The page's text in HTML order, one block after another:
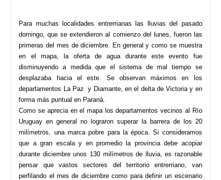
Para muchas localidades entrerrianas las lluvias del pasado
domingo, que se extendieron al comienzo del lunes, fueron las
primeras del mes de diciembre. En general y como se muestra
en el mapa, la oferta de agua durante este evento fue
disminuyendo a medida que el sistema de mal tiempo se
desplazaba hacia el este. Se observan máximos en los
departamentos La Paz y Diamante, en el delta de Victoria y en
forma más puntual en Paraná.
Como se aprecia en el mapa los departamentos vecinos al Río
Uruguay en general no lograron superar la barrera de los 20
milímetros, una marca pobre para la época. Si consideramos
que a gran escala y en promedio la provincia debe acopiar
durante diciembre unos 130 milímetros de lluvia, es razonable
pensar que vastos sectores del territorio entrerriano, van
perfilando el mes de diciembre como para definir un escenario